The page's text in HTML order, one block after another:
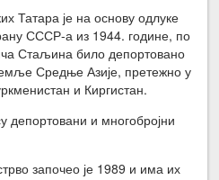
Татара је на основу одлуке
СССР-а из 1944. године, по
Стаљина било депортовано
Средње Азије, претежно у
и Киргистан.
депортовани и многобројни
започео је 1989 и има их